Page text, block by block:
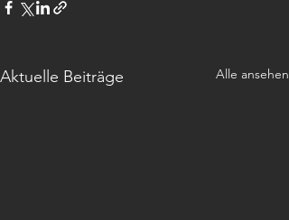
Aktuelle Beiträge Alle ansehen